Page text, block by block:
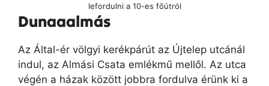
lefordulni a 10-es főútról
Dunaaalmás
Az Által-ér völgyi kerékpárút az Újtelep utcánál
indul, az Almási Csata emlékmű mellől. Az utca
végén a házak között jobbra fordulva érünk ki a